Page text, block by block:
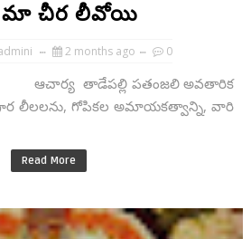
మా చీర లీవోయి
2 months ago 0
తాడేపల్లి పతంజలి అవతారిక
లీలలను, గోపికల అమాయకత్వాన్ని, వారి
Read More